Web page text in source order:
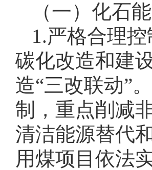
（一）化石
1.严格合理
碳化改造和建
造“三改联动”
制，重点削减
清洁能源替代
用煤项目依法